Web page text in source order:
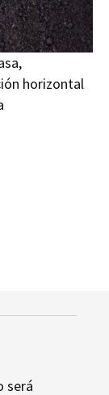
horizontal
será